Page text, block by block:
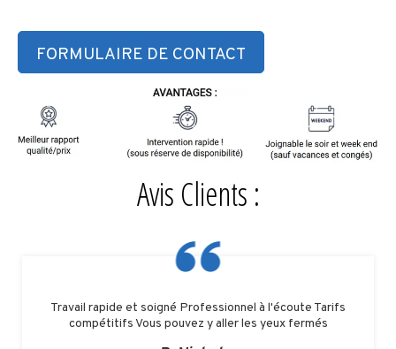
FORMULAIRE DE CONTACT
Avis Clients :
Travail rapide et soigné Professionnel à l'écoute Tarifs
compétitifs Vous pouvez y aller les yeux fermés